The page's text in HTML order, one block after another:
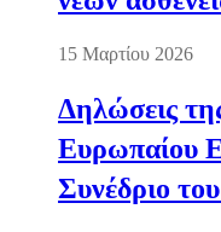
15 Μαρτίου 2026
Δηλώσεις
Ευρωπαίου
Συνέδριο